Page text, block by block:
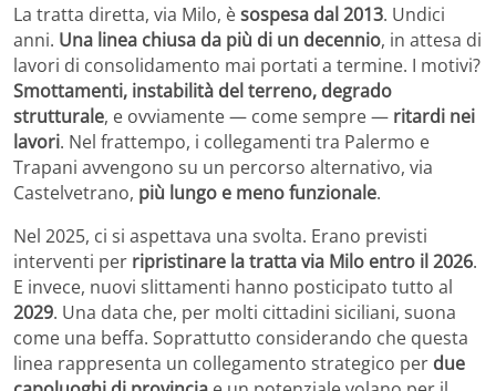
La tratta diretta, via Milo, èsospesa dal 2013. Undici
anni. Una linea chiusa da più di un decennio, in attesa di
lavori di consolidamento mai portati a termine. I motivi?
Smottamenti, instabilità del terreno, degrado
strutturale, e ovviamente — come sempre — ritardi nei
lavori. Nel frattempo, i collegamenti tra Palermo e
Trapani avvengono su un percorso alternativo, via
Castelvetrano, più lungo e meno funzionale.
Nel 2025, ci si aspettava una svolta. Erano previsti
interventi per ripristinare la tratta via Milo entro il 2026.
E invece, nuovi slittamenti hanno posticipato tutto al
2029. Una data che, per molti cittadini siciliani, suona
come una beffa. Soprattutto considerando che questa
linea rappresenta un collegamento strategico per due